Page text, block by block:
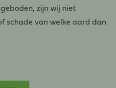
zijn wij niet
schade van welke aard dan